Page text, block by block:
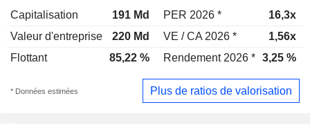
Capitalisation 191 Md PER 2026 *
16,3x
Valeur d'entreprise
220 Md VE / CA 2026 *
1,56x
Flottant
85,22 % Rendement 2026 * 3,25 %
* Données estimées Plus de ratios de valorisation